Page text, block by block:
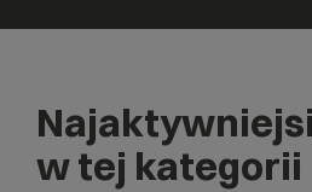
w tej kategorii